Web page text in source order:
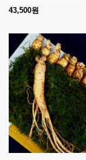
43,500원